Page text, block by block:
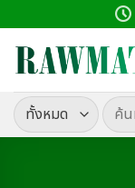
ไป
เนื้อหา
ค้นหา: